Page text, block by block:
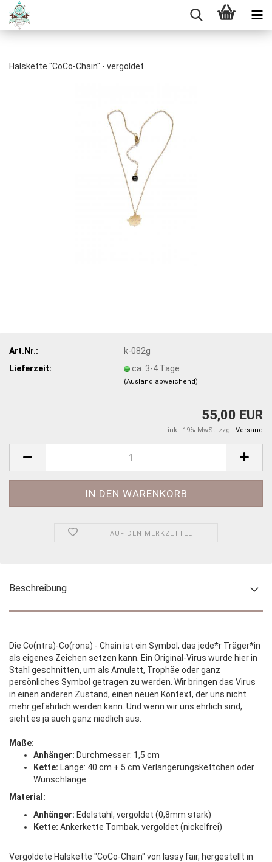
Halskette "CoCo-Chain" - vergoldet
Art.Nr.:
k-082g
Lieferzeit:
ca. 3-4 Tage
(Ausland abweichend)
55,00 EUR
inkl. 19% MwSt. zzgl. Versand
AUF DEN MERKZETTEL
Beschreibung
Die Co(ntra)-Co(rona) - Chain ist ein Symbol, das jede*r Träger*in
als eigenes Zeichen setzen kann. Ein Original-Virus wurde hier in
Stahl geschnitten, um als Amulett, Trophäe oder ganz
persönliches Symbol getragen zu werden. Wir bringen das Virus
in einen anderen Zustand, einen neuen Kontext, der uns nicht
mehr gefährlich werden kann. Und wenn wir uns ehrlich sind,
sieht es ja auch ganz niedlich aus.
Maße:
Anhänger: Durchmesser: 1,5 cm
Kette: Länge: 40 cm + 5 cm Verlängerungskettchen oder
Wunschlänge
Material:
Anhänger: Edelstahl, vergoldet (0,8mm stark)
Kette: Ankerkette Tombak, vergoldet (nickelfrei)
Vergoldete Halskette "CoCo-Chain" von lassy fair, hergestellt in